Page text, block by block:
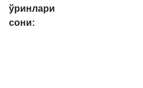
ўринлари
сони: